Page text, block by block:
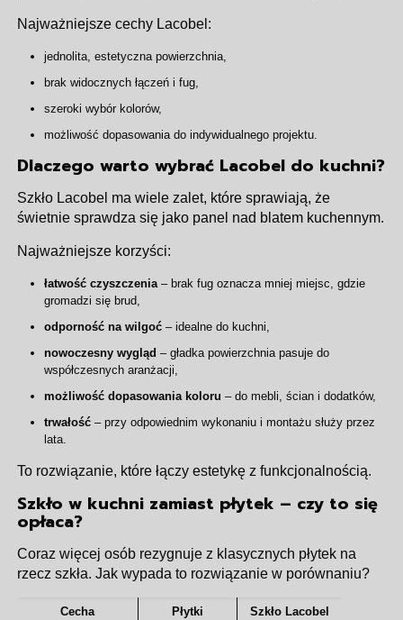
Najważniejsze cechy Lacobel:
jednolita, estetyczna powierzchnia,
brak widocznych łączeń i fug,
szeroki wybór kolorów,
możliwość dopasowania do indywidualnego projektu.
Dlaczego warto wybrać Lacobel do kuchni?
Szkło Lacobel ma wiele zalet, które sprawiają, że
świetnie sprawdza się jako panel nad blatem kuchennym.
Najważniejsze korzyści:
łatwość czyszczenia– brak fug oznacza mniej miejsc, gdzie
gromadzi się brud,
odporność na wilgoć – idealne do kuchni,
nowoczesny wygląd – gładka powierzchnia pasuje do
współczesnych aranżacji,
możliwość dopasowania koloru – do mebli, ścian i dodatków,
trwałość – przy odpowiednim wykonaniu i montażu służy przez
lata.
To rozwiązanie, które łączy estetykę z funkcjonalnością.
Szkło w kuchni zamiast płytek – czy to się
opłaca?
Coraz więcej osób rezygnuje z klasycznych płytek na
rzecz szkła. Jak wypada to rozwiązanie w porównaniu?
Cecha Płytki Szkło Lacobel